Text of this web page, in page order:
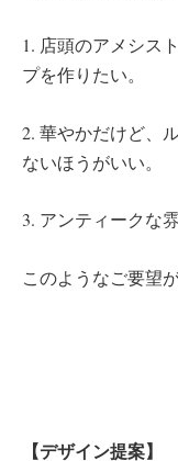
1. 店頭のアメシス
プを作りたい。
2. 華やかだけど、
ないほうがいい。
3. アンティークな
このようなご要望
【デザイン提案】